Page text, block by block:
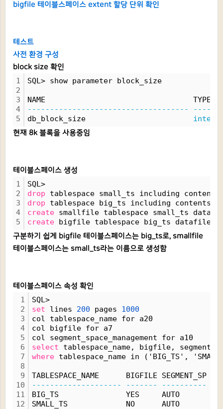
bigfile 테이블스페이스 extent 할당 단위 확인
테스트
사전 환경 구성
block size 확인
1
2
3
4
5
SQL> show parameter block_size
NAME                                 TYPE
------------------------------------
db_block_size
현재 8k 블록을 사용중임
테이블스페이스 생성
1
2
3
4
5
SQL>
drop tablespace small_ts including
drop tablespace big_ts including contents
create smallfile tablespace small_ts
create bigfile tablespace big_ts datafile
구분하기 쉽게 bigfile 테이블스페이스는 big_ts로, smallfile
테이블스페이스는 small_ts라는 이름으로 생성함
테이블스페이스 속성 확인
1
2
3
4
5
6
7
8
9
10
11
12
SQL>
set lines 200 pages 1000
col tablespace_name for a20
col bigfile for a7
col segment_space_management for a10
select tablespace_name, bigfile,
where tablespace_name in ('BIG_TS',
TABLESPACE_NAME      BIGFILE SEGMENT_SP
--------------------
-------
----------
BIG_TS               YES     AUTO
SMALL_TS             NO      AUTO